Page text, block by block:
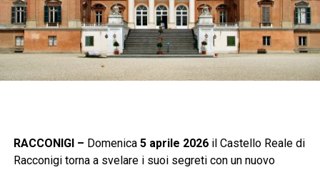
RACCONIGI – Domenica 5 aprile 2026il Castello Reale di
Racconigi torna a svelare i suoi segreti con un nuovo